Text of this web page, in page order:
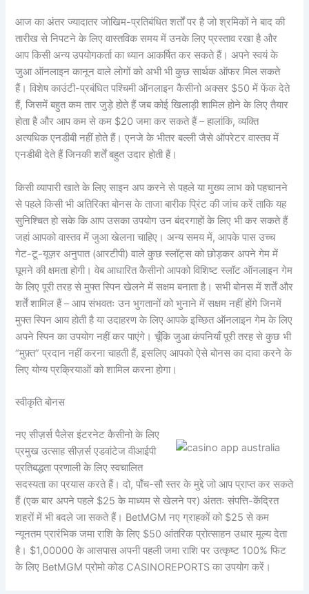
आज का अंतर ज्यादातर जोखिम-प्रतिबंधित शर्तों पर है जो श्रमिकों ने बाद की
तारीख से निपटने के लिए वास्तविक समय में उनके लिए प्रस्ताव रखा है और
आप किसी अन्य उपयोगकर्ता का ध्यान आकर्षित कर सकते हैं। अपने स्वयं के
जुआ ऑनलाइन कानून वाले लोगों को अभी भी कुछ सार्थक ऑफर मिल सकते
हैं। विशेष काउंटी-प्रबंधित पश्चिमी ऑनलाइन कैसीनो अक्सर $50 में फेंक देते
हैं, जिसमें बहुत कम तार जुड़े होते हैं जब कोई खिलाड़ी शामिल होने के लिए तैयार
होता है और आप कम से कम $20 जमा कर सकते हैं – हालांकि, व्यक्ति
अत्यधिक एनडीबी नहीं होते हैं। एनजे के भीतर बल्ली जैसे ऑपरेटर वास्तव में
एनडीबी देते हैं जिनकी शर्तें बहुत उदार होती हैं।
किसी व्यापारी खाते के लिए साइन अप करने से पहले या मुख्य लाभ को पहचानने
से पहले किसी भी अतिरिक्त बोनस के ताजा बारीक प्रिंट की जांच करें ताकि यह
सुनिश्चित हो सके कि आप उसका उपयोग उन बंदरगाहों के लिए भी कर सकते हैं
जहां आपको वास्तव में जुआ खेलना चाहिए। अन्य समय में, आपके पास उच्च
गेट-टू-यूज़र अनुपात (आरटीपी) वाले कुछ स्लॉट्स को छोड़कर अपने गेम में
घूमने की क्षमता होगी। वेब आधारित कैसीनो आपको विशिष्ट स्लॉट ऑनलाइन गेम
के लिए पूरी तरह से मुफ्त स्पिन खेलने में सक्षम बनाता है। सभी बोनस में शर्तें और
शर्तें शामिल हैं – आप संभवतः उन भुगतानों को भुनाने में सक्षम नहीं होंगे जिनमें
मुफ्त स्पिन आय होती है या उदाहरण के लिए आपके इच्छित ऑनलाइन गेम के लिए
अपने स्पिन का उपयोग नहीं कर पाएंगे। चूँकि जुआ कंपनियाँ पूरी तरह से कुछ भी
“मुफ़्त” प्रदान नहीं करना चाहती हैं, इसलिए आपको ऐसे बोनस का दावा करने के
लिए योग्य प्रक्रियाओं को शामिल करना होगा।
स्वीकृति बोनस
नए सीज़र्स पैलेस इंटरनेट कैसीनो के लिए
प्रमुख उत्साह सीज़र्स एडवांटेज वीआईपी
प्रतिबद्धता प्रणाली के लिए स्वचालित
सदस्यता का प्रयास करते हैं। दो, पाँच-सौ स्तर के मुद्दे जो आप प्राप्त कर सकते
हैं (एक बार अपने पहले $25 के माध्यम से खेलने पर) अंततः संपत्ति-केंद्रित
शहरों में भी बदले जा सकते हैं। BetMGM नए ग्राहकों को $25 से कम
न्यूनतम प्रारंभिक जमा राशि के लिए $50 आंतरिक प्रोत्साहन उधार मूल्य देता
है। $1,00000 के आसपास अपनी पहली जमा राशि पर उत्कृष्ट 100% फिट
के लिए BetMGM प्रोमो कोड CASINOREPORTS का उपयोग करें।